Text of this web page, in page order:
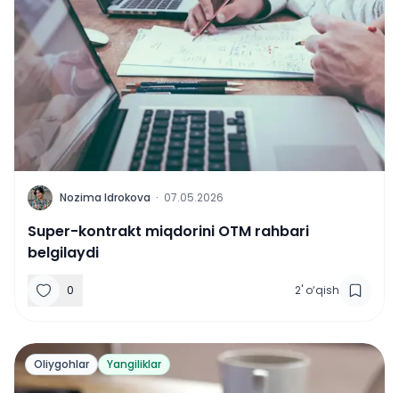
N Nozima Idrokova · 07.05.2026
Super-kontrakt miqdorini OTM rahbari
belgilaydi
0 2' o‘qish
Oliygohlar Yangiliklar